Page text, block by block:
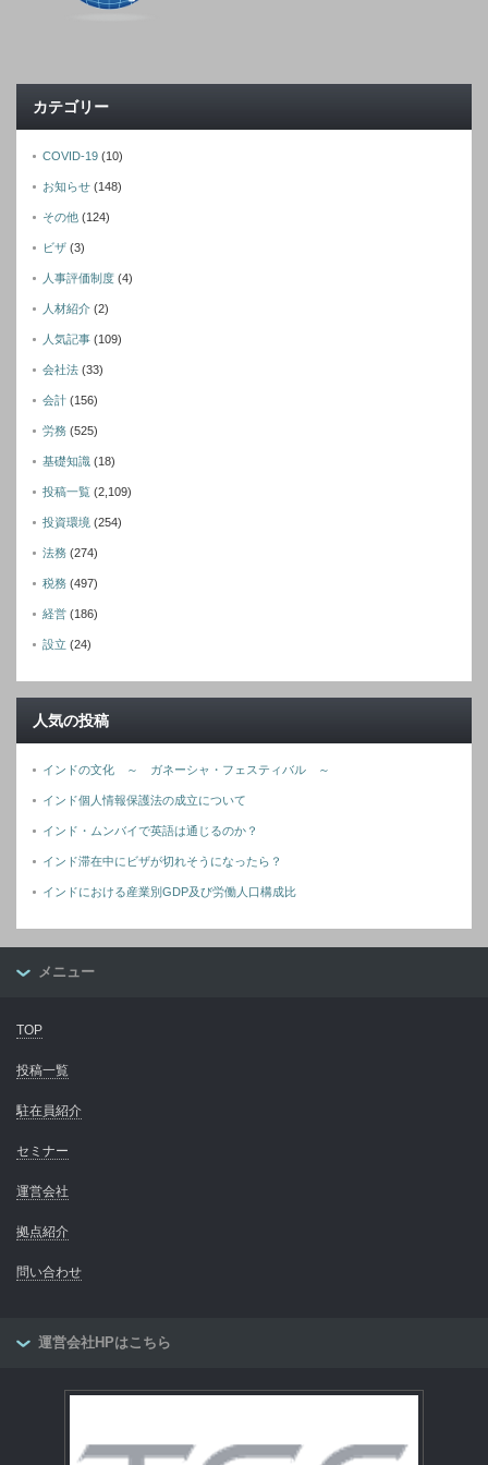
カテゴリー
COVID-19 (10)
お知らせ (148)
その他 (124)
ビザ (3)
人事評価制度 (4)
人材紹介 (2)
人気記事 (109)
会社法 (33)
会計 (156)
労務 (525)
基礎知識 (18)
投稿一覧 (2,109)
投資環境 (254)
法務 (274)
税務 (497)
経営 (186)
設立 (24)
人気の投稿
インドの文化 ～ ガネーシャ・フェスティバル ～
インド個人情報保護法の成立について
インド・ムンバイで英語は通じるのか？
インド滞在中にビザが切れそうになったら？
インドにおける産業別GDP及び労働人口構成比
メニュー
TOP
投稿一覧
駐在員紹介
セミナー
運営会社
拠点紹介
問い合わせ
運営会社HPはこちら